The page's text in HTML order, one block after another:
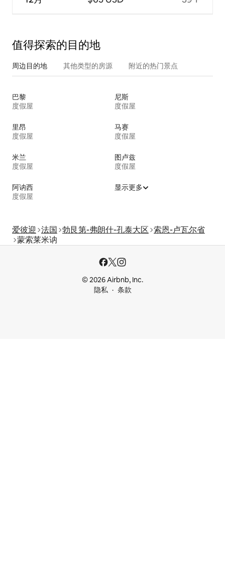
值得探索的目的地
周边目的地 其他类型的房源 附近的热门景点
巴黎
度假屋
尼斯
度假屋
里昂
度假屋
马赛
度假屋
米兰
度假屋
图卢兹
度假屋
阿讷西
度假屋
显示更多
爱彼迎 法国 勃艮第-弗朗什-孔泰大区 索恩-卢瓦尔省
蒙索莱米讷
© 2026 Airbnb, Inc.
隐私
条款